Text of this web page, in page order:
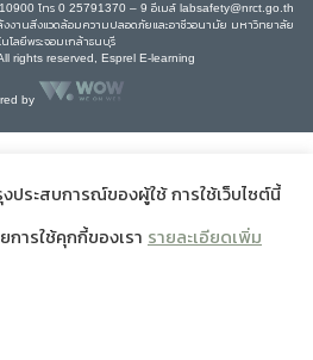
โทร 0 25791370 – 9 อีเมล์ labsafety@nrct.go.th
านสิ่งแวดล้อมความปลอดภัยและอาชีวอนามัย มหาวิทยาลัย
นโลยีพระจอมเกล้าธนบุรี
rights reserved, Esprel E-learning
by
ประสบการณ์ของผู้ใช้ การใช้เว็บไซต์นี้
การใช้คุกกี้ของเรา รายละเอียดเพิ่ม